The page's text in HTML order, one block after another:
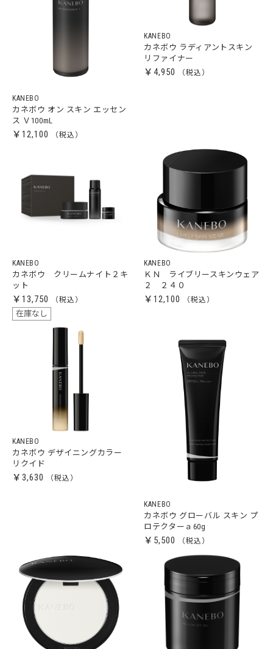
KANEBO
カネボウ オン スキン エッセン
ス Ｖ100mL
￥12,100
KANEBO
カネボウ ラディアントスキン
リファイナー
￥4,950
KANEBO
カネボウ クリームナイト２キ
ット
￥13,750
在庫なし
KANEBO
ＫＮ ライブリースキンウェア
２ ２４０
￥12,100
KANEBO
カネボウ デザイニングカラー
リクイド
￥3,630
KANEBO
カネボウ グローバル スキン プ
ロテクターａ60g
￥5,500